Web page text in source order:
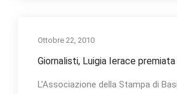
Ottobre 22, 2010
Giornalisti, Luigia Ierace
L'Associazione della Stampa di